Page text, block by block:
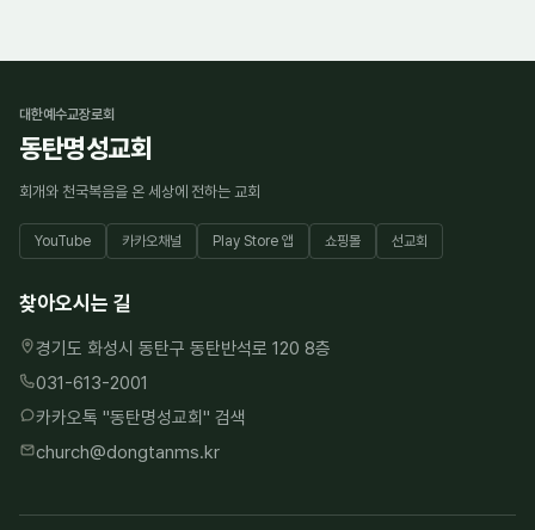
대한예수교장로회
동탄명성교회
회개와 천국복음을 온 세상에 전하는 교회
YouTube 카카오채널 Play Store 앱 쇼핑몰 선교회
찾아오시는 길
경기도 화성시 동탄구 동탄반석로 120 8층
031-613-2001
카카오톡 "동탄명성교회" 검색
church@dongtanms.kr